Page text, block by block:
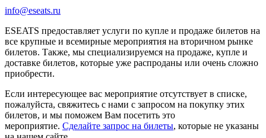
info@eseats.ru
ESEATS предоставляет услуги по купле и продаже билетов на
все крупные и всемирные мероприятия на вторичном рынке
билетов. Также, мы специализируемся на продаже, купле и
доставке билетов, которые уже распроданы или очень сложно
приобрести.
Если интересующее вас мероприятие отсутствует в списке,
пожалуйста, свяжитесь с нами с запросом на покупку этих
билетов, и мы поможем Вам посетить это
мероприятие. Cделайте запрос на билеты, которые не указаны